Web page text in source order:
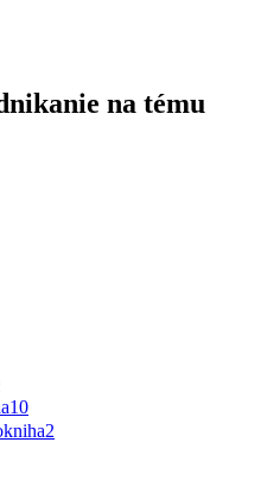
na tému
10
2